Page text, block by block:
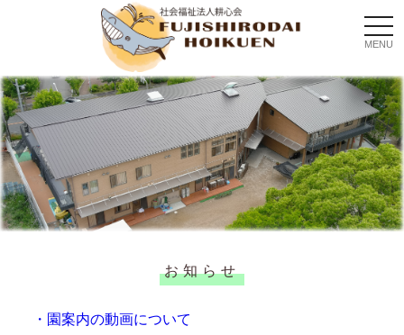
MENU
お知らせ
・園案内の動画について